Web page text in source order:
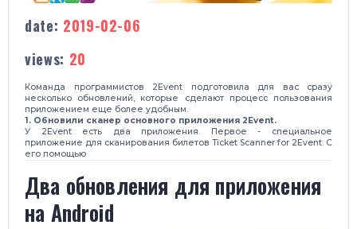
date: 2019-02-06
views: 20
Команда программистов 2Event подготовила для вас сразу
несколько обновлений, которые сделают процесс пользования
приложением еще более удобным.
1. Обновили сканер основного приложения 2Event.
У 2Event есть два приложения. Первое - специальное
приложение для сканирования билетов Ticket Scanner for 2Event. С
его помощью
​Два обновления для приложения
на Android